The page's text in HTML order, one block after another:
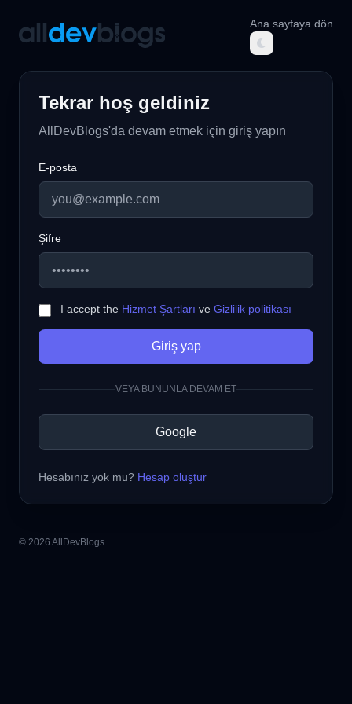
AllDevBlogs
Ana sayfaya dön
Tekrar hoş geldiniz
AllDevBlogs'da devam etmek için giriş yapın
E-posta
Şifre
I accept the Hizmet Şartları ve Gizlilik politikası
Giriş yap
VEYA BUNUNLA DEVAM ET
Google
Hesabınız yok mu? Hesap oluştur
© 2026 AllDevBlogs